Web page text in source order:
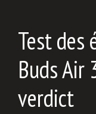
Test des
Buds Air
verdict